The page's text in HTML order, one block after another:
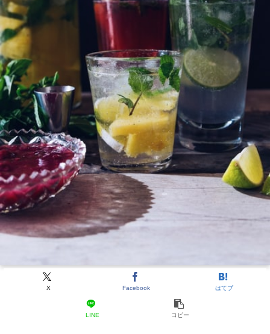
X Facebook はてブ
LINE コピー